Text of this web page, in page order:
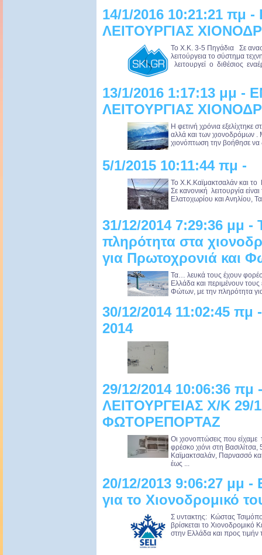
14/1/2016 10:21:21 πμ
ΛΕΙΤΟΥΡΓΙΑΣ
Το Χ.Κ. 3-5 Πηγάδια Σε
λειτούργεια το σύστημα
λειτουργεί ο διθέσιος
13/1/2016 1:17:13 μμ
ΛΕΙΤΟΥΡΓΙΑΣ
Η φετινή χρόνια εξελίχτηκε
αλλά και των χιονοδρόμων .
χιονόπτωση την βοήθησε
5/1/2015 10:11:44 πμ -
Το Χ.Κ.Καϊμακτσαλάν και
Σε κανονική λειτουργία
Ελατοχωρίου και Ανηλίου,
31/12/2014 7:29:36 μμ -
πληρότητα στα
για Πρωτοχρονιά και
Τα… λευκά τους έχουν
Ελλάδα και περιμένουν
Φώτων, με την πληρότητα
30/12/2014 11:02:45
2014
29/12/2014 10:06:36
ΛΕΙΤΟΥΡΓΕΙΑΣ Χ/Κ 29/
ΦΩΤΟΡΕΠΟΡΤΑΖ
Oι χιονοπτώσεις που
φρέσκο χιόνι στη
Καϊμακτσαλάν, Παρνασσό
έως ...
20/12/2013 9:06:27 μμ -
για το Χιονοδρομικό
Σ υντακτης: Κώστας
βρίσκεται το Χιονοδρομικό
στην Ελλάδα και προς τιμήν